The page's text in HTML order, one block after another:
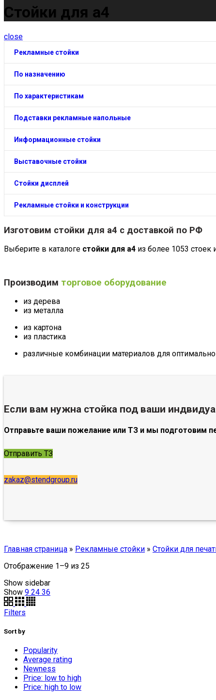
Стойки для а4
close
Рекламные стойки
По назначению
По характеристикам
Подставки рекламные напольные
Информационные стойки
Выставочные стойки
Стойки дисплей
Рекламные стойки и конструкции
Изготовим стойки для а4 с доставкой по РФ
Выберите в каталоге стойки для а4 из более 1053 стоек
Производим торговое оборудование
из дерева
из металла
из картона
из пластика
различные комбинации материалов для
Если вам нужна стойка под ваши
Отправьте ваши пожелание или ТЗ и мы подготовим
Отправить ТЗ
zakaz@stendgroup.ru
Главная страница » Рекламные стойки » Стойки для
Отображение 1–9 из 25
Show sidebar
Show 9 24 36
Filters
Sort by
Popularity
Average rating
Newness
Price: low to high
Price: high to low